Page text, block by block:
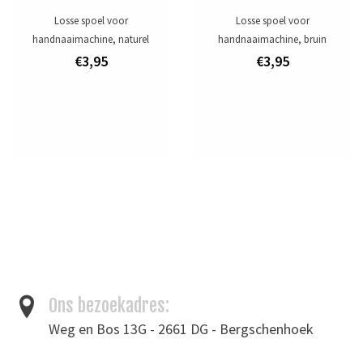
Losse spoel voor
handnaaimachine, naturel
€3,95
Losse spoel voor
handnaaimachine, bruin
€3,95
Ons bezoekadres:
Weg en Bos 13G - 2661 DG - Bergschenhoek